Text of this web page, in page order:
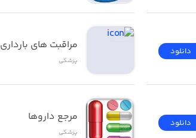
دانلود
دانلود
مراقبت های بارداری
پزشکی
مرجع داروها
پزشکی